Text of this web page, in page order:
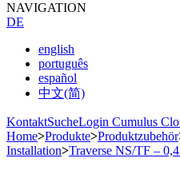
NAVIGATION
DE
english
português
español
中文(简)
KontaktSucheLogin Cumulus
Home>Produkte>Produktzubehör
Installation>Traverse NS/TF –